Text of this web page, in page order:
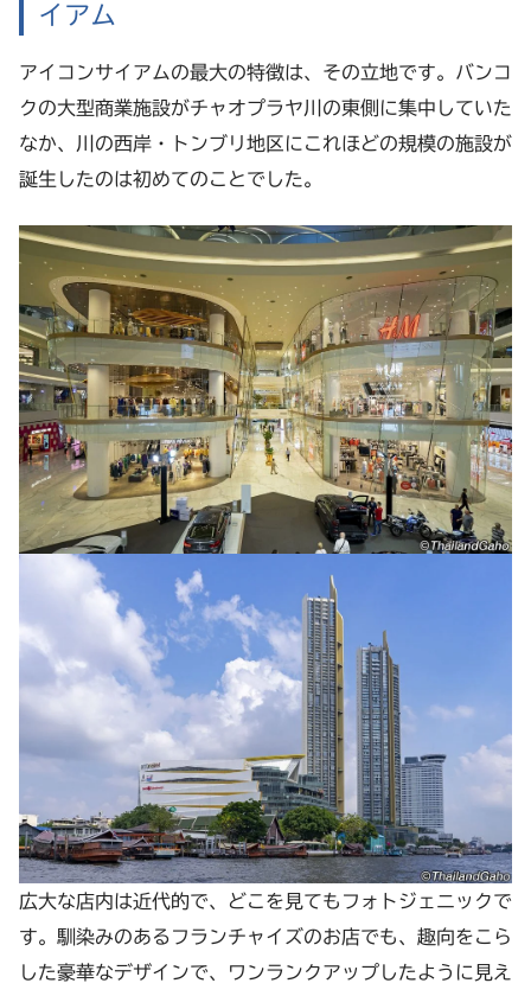
イアム
アイコンサイアムの最大の特徴は、その立地です。バンコ
クの大型商業施設がチャオプラヤ川の東側に集中していた
なか、川の西岸・トンブリ地区にこれほどの規模の施設が
誕生したのは初めてのことでした。
広大な店内は近代的で、どこを見てもフォトジェニックで
す。馴染みのあるフランチャイズのお店でも、趣向をこら
した豪華なデザインで、ワンランクアップしたように見え